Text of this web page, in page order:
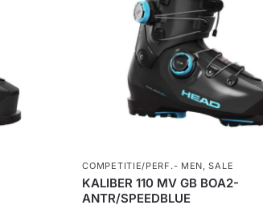
COMPETITIE/PERF.- MEN ,SALE
KALIBER 110 MV GB BOA2-
ANTR/SPEEDBLUE